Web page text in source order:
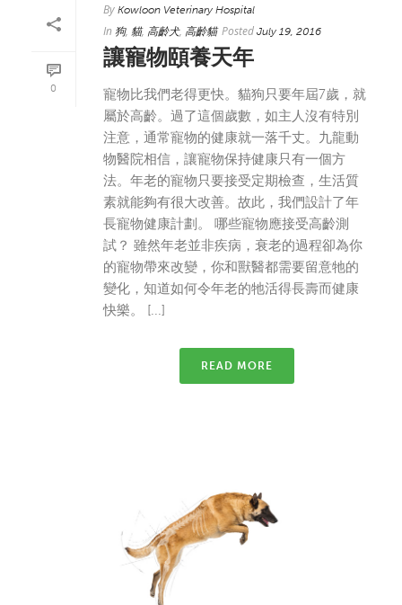
0
By Kowloon Veterinary Hospital
In 狗, 貓, 高齡犬, 高齡貓 Posted July 19, 2016
讓寵物頤養天年
寵物比我們老得更快。貓狗只要年屆7歲，就
屬於高齡。過了這個歲數，如主人沒有特別
注意，通常寵物的健康就一落千丈。九龍動
物醫院相信，讓寵物保持健康只有一個方
法。年老的寵物只要接受定期檢查，生活質
素就能夠有很大改善。故此，我們設計了年
長寵物健康計劃。 哪些寵物應接受高齡測
試？ 雖然年老並非疾病，衰老的過程卻為你
的寵物帶來改變，你和獸醫都需要留意牠的
變化，知道如何令年老的牠活得長壽而健康
快樂。 [...]
READ MORE